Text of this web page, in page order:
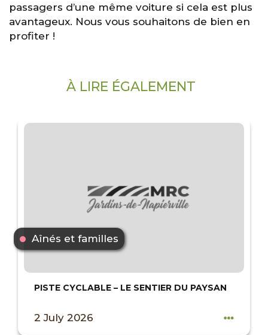
passagers d’une même voiture si cela est plus
avantageux. Nous vous souhaitons de bien en
profiter !
À LIRE ÉGALEMENT
Aînés et familles
PISTE CYCLABLE – LE SENTIER DU PAYSAN
2 July 2026